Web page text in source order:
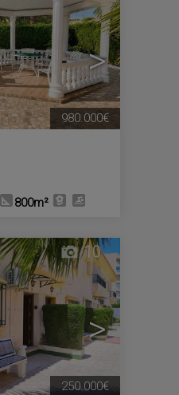
>
800m²
980.000€
>
10
250.000€